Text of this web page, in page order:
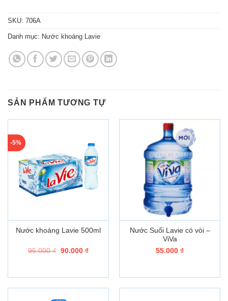
SKU: 706A
Danh mục: Nước khoáng Lavie
SẢN PHẨM TƯƠNG TỰ
-5%
Nước khoáng Lavie 500ml
95.000₫ Giá
90.000 ₫Giá
90.000 ₫.
Nước Suối Lavie có vòi –
ViVa
55.000 ₫